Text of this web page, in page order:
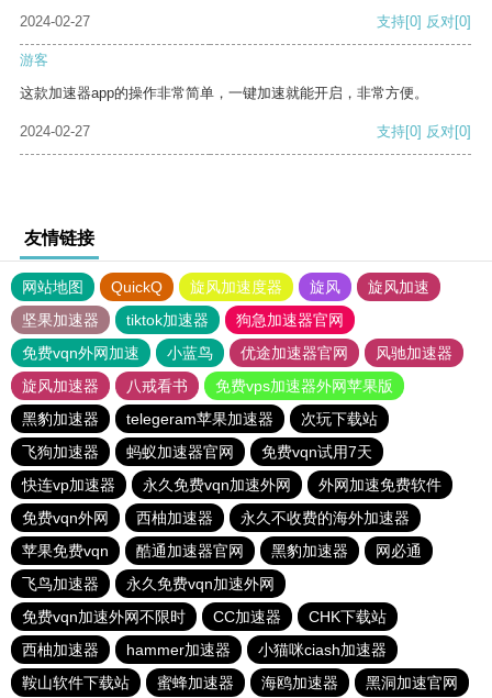
2024-02-27
支持[0] 反对[0]
游客
这款加速器app的操作非常简单，一键加速就能开启，非常方便。
2024-02-27 支持[0] 反对[0]
友情链接
网站地图 QuickQ 旋风加速度器 旋风
旋风加速
坚果加速器
tiktok加速器
狗急加速器官网
免费vqn外网加速
小蓝鸟 优途加速器官网
风驰加速器
旋风加速器
八戒看书
免费vps加速器外网苹果版
黑豹加速器
telegeram苹果加速器
次玩下载站
飞狗加速器
蚂蚁加速器官网
免费vqn试用7天
快连vp加速器
永久免费vqn加速外网
外网加速免费软件
免费vqn外网
西柚加速器
永久不收费的海外加速器
苹果免费vqn
酷通加速器官网 黑豹加速器
网必通
飞鸟加速器
永久免费vqn加速外网
免费vqn加速外网不限时
CC加速器
CHK下载站
西柚加速器
hammer加速器
小猫咪ciash加速器
鞍山软件下载站
蜜蜂加速器 海鸥加速器 黑洞加速官网